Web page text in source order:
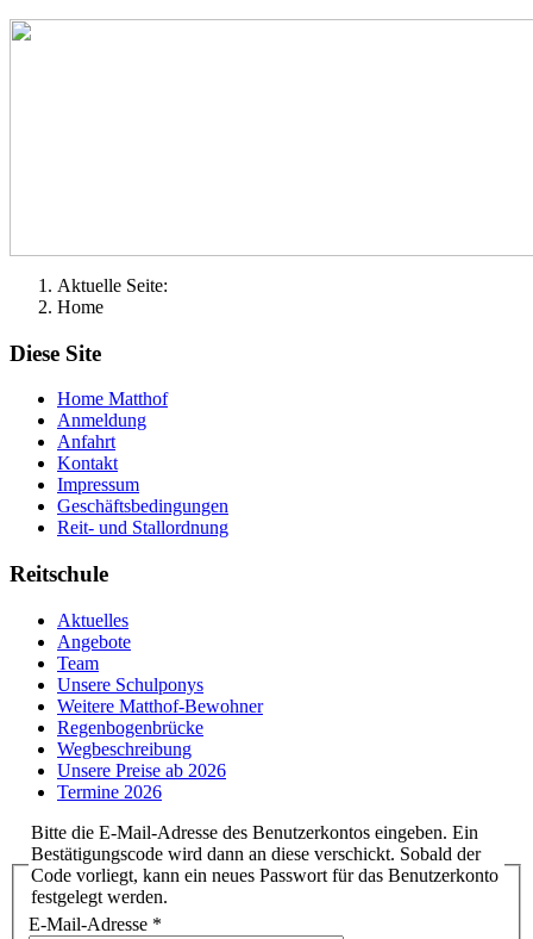
Aktuelle Seite:
Home
Diese Site
Home Matthof
Anmeldung
Anfahrt
Kontakt
Impressum
Geschäftsbedingungen
Reit- und Stallordnung
Reitschule
Aktuelles
Angebote
Team
Unsere Schulponys
Weitere Matthof-Bewohner
Regenbogenbrücke
Wegbeschreibung
Unsere Preise ab 2026
Termine 2026
Bitte die E-Mail-Adresse des Benutzerkontos eingeben. Ein
Bestätigungscode wird dann an diese verschickt. Sobald der
Code vorliegt, kann ein neues Passwort für das Benutzerkonto
festgelegt werden.
E-Mail-Adresse *